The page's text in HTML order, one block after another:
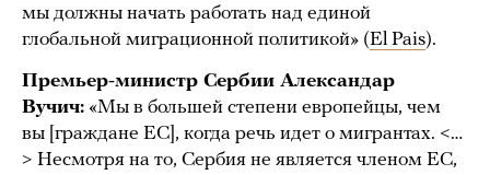
мы должны начать работать над единой
глобальной миграционной политикой» (El Pais).
Премьер-министр Сербии Александар
Вучич: «Мы в большей степени европейцы, чем
вы [граждане ЕС], когда речь идет о мигрантах. <…
> Несмотря на то, Сербия не является членом ЕС,